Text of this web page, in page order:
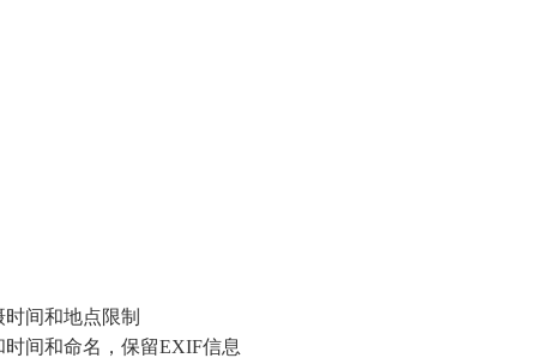
间和地点限制
间和命名，保留EXIF信息